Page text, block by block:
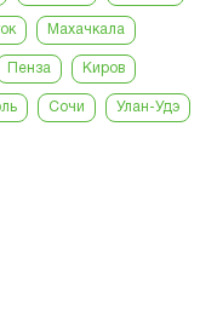
Махачкала
Пенза Киров
Сочи Улан-Удэ